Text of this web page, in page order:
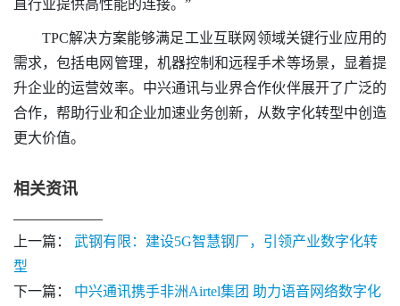
直行业提供高性能的连接。”
TPC解决方案能够满足工业互联网领域关键行业应用的
需求，包括电网管理，机器控制和远程手术等场景，显着提
升企业的运营效率。中兴通讯与业界合作伙伴展开了广泛的
合作，帮助行业和企业加速业务创新，从数字化转型中创造
更大价值。
相关资讯
上一篇： 武钢有限：建设5G智慧钢厂，引领产业数字化转
型
下一篇： 中兴通讯携手非洲Airtel集团 助力语音网络数字化